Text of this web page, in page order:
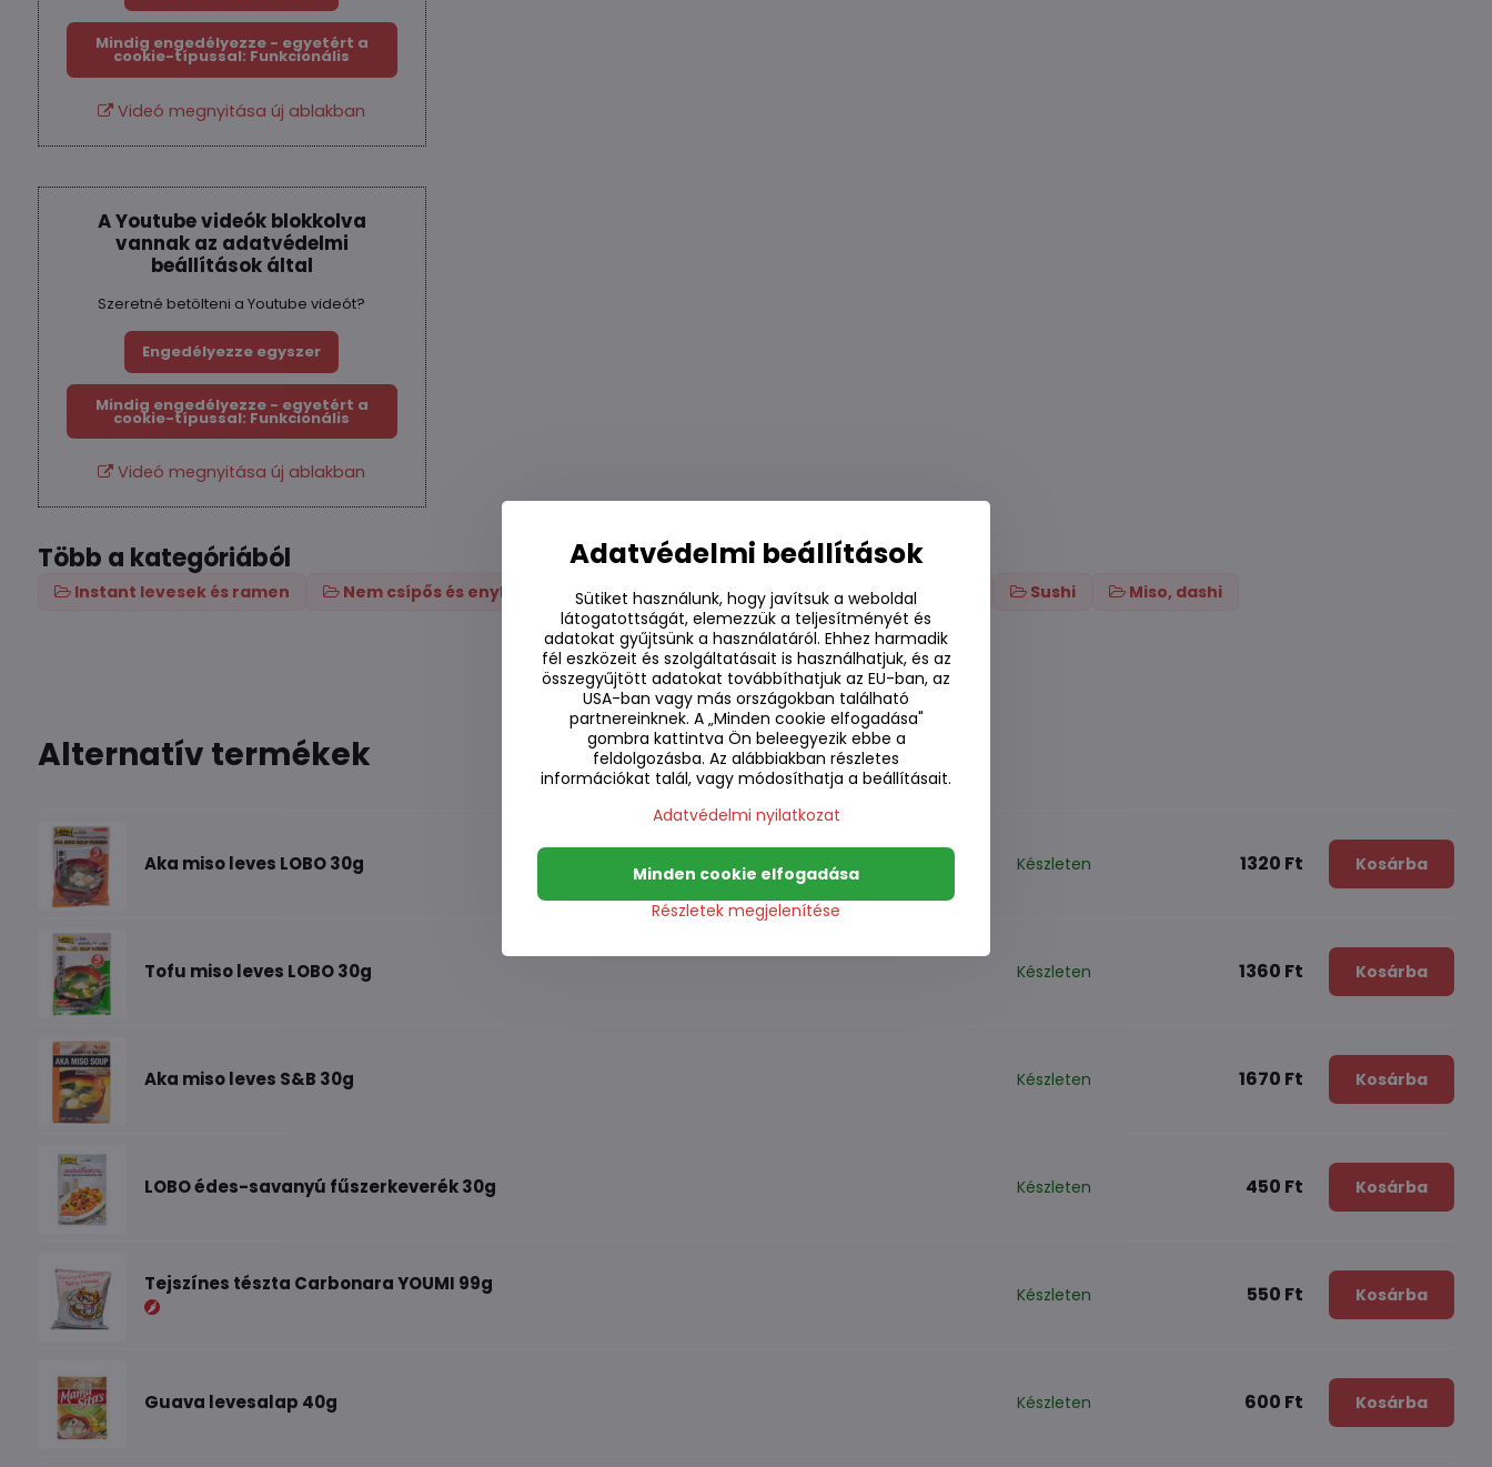
Mindig engedélyezze - egyetért a
cookie-típussal: Funkcionális
Videó megnyitása új ablakban
A Youtube videók blokkolva
vannak az adatvédelmi
beállítások által
Szeretné betölteni a Youtube videót?
Engedélyezze egyszer
Mindig engedélyezze - egyetért a
cookie-típussal: Funkcionális
Videó megnyitása új ablakban
Több a kategóriából
Instant levesek és ramen Nem csípős és enyhe levesek Pho, Tom Yum, Miso, Dashi és alaplevek Sushi Miso, dashi
Alternatív termékek
Aka miso leves LOBO 30g Készleten 1320 Ft Kosárba
Tofu miso leves LOBO 30g Készleten 1360 Ft Kosárba
Aka miso leves S&B 30g Készleten 1670 Ft Kosárba
LOBO édes-savanyú fűszerkeverék 30g Készleten 450 Ft Kosárba
Tejszínes tészta Carbonara YOUMI 99g Készleten 550 Ft Kosárba
Guava levesalap 40g Készleten 600 Ft Kosárba
Adatvédelmi beállítások
Sütiket használunk, hogy javítsuk a weboldal
látogatottságát, elemezzük a teljesítményét és
adatokat gyűjtsünk a használatáról. Ehhez harmadik
fél eszközeit és szolgáltatásait is használhatjuk, és az
összegyűjtött adatokat továbbíthatjuk az EU-ban, az
USA-ban vagy más országokban található
partnereinknek. A „Minden cookie elfogadása"
gombra kattintva Ön beleegyezik ebbe a
feldolgozásba. Az alábbiakban részletes
információkat talál, vagy módosíthatja a beállításait.
Adatvédelmi nyilatkozat
Részletek megjelenítése
Minden cookie elfogadása